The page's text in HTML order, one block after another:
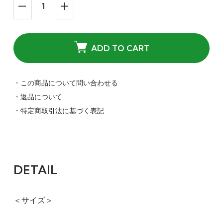
ADD TO CART
・この商品について問い合わせる
・返品について
・特定商取引法に基づく表記
DETAIL
＜サイズ＞
モスグリーン
52,360円(税込)
在庫：1